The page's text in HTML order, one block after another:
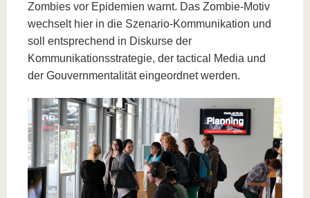
Zombies vor Epidemien warnt. Das Zombie-Motiv
wechselt hier in die Szenario-Kommunikation und
soll entsprechend in Diskurse der
Kommunikationsstrategie, der tactical Media und
der Gouvernmentalität eingeordnet werden.